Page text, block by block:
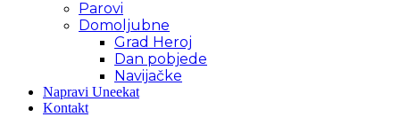
Parovi
Domoljubne
Grad Heroj
Dan pobjede
Navijačke
Napravi Uneekat
Kontakt